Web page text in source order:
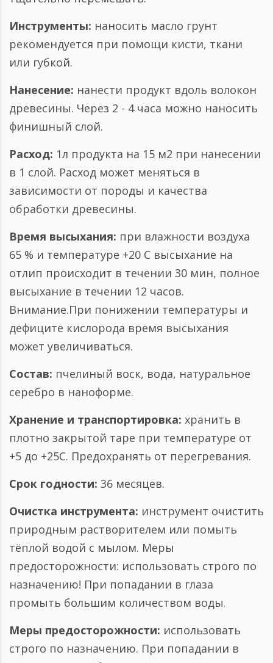
Инструменты: наносить масло грунт
рекомендуется при помощи кисти, ткани
или губкой.
Нанесение: нанести продукт вдоль волокон
древесины. Через 2 - 4 часа можно наносить
финишный слой.
Расход: 1л продукта на 15 м2 при нанесении
в 1 слой. Расход может меняться в
зависимости от породы и качества
обработки древесины.
Время высыхания: при влажности воздуха
65 % и температуре +20 С высыхание на
отлип происходит в течении 30 мин, полное
высыхание в течении 12 часов.
Внимание.При понижении температуры и
дефиците кислорода время высыхания
может увеличиваться.
Состав: пчелиный воск, вода, натуральное
серебро в наноформе.
Хранение и транспортировка: хранить в
плотно закрытой таре при температуре от
+5 до +25С. Предохранять от перегревания.
Срок годности: 36 месяцев.
Очистка инструмента: инструмент очистить
природным растворителем или помыть
тёплой водой с мылом. Меры
предосторожности: использовать строго по
назначению! При попадании в глаза
промыть большим количеством воды.
Меры предосторожности: использовать
строго по назначению. При попадании в